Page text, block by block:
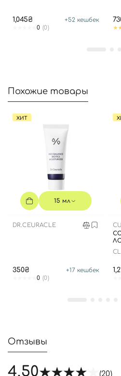
1,045₴ +52 кешбек
0 (0)
Похожие товары
ХИТ
15 мл
DR.CEURACLE
350₴ +17 кешбек
0 (0)
Отзывы
4.50 (20)
Отправляя форму для
Войти с